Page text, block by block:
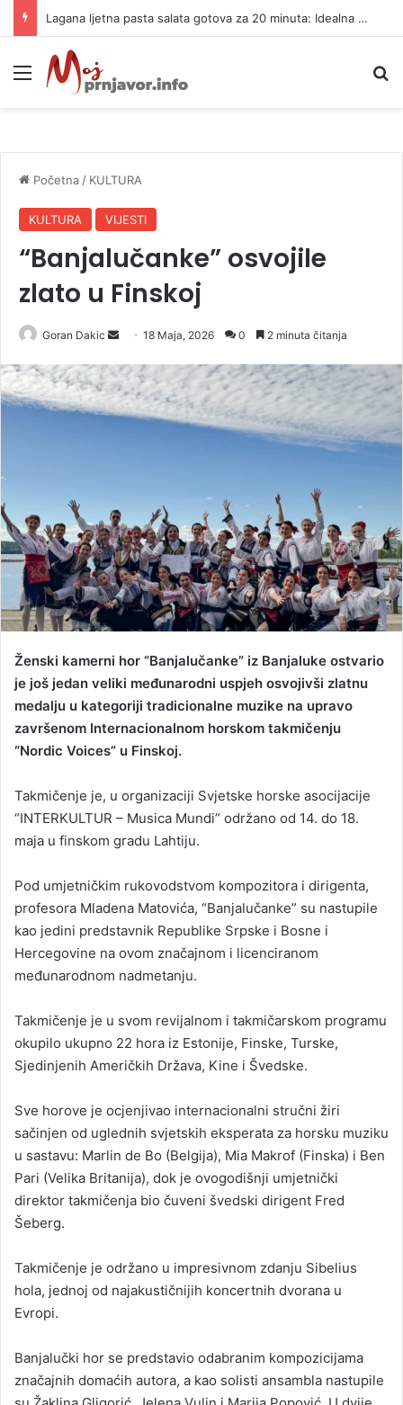
Lagana ljetna pasta salata gotova za 20 minuta: Idealna za vrele dane
Meni
Početna / KULTURA
KULTURA VIJESTI
“Banjalučanke” osvojile
zlato u Finskoj
Goran Dakic
n
d
a
i
l
18 Maja, 2026 0 2 minuta čitanja
Ženski kamerni hor “Banjalučanke” iz Banjaluke ostvario
je još jedan veliki međunarodni uspjeh osvojivši zlatnu
medalju u kategoriji tradicionalne muzike na upravo
završenom Internacionalnom horskom takmičenju
“Nordic Voices” u Finskoj.
Takmičenje je, u organizaciji Svjetske horske asocijacije
“INTERKULTUR – Musica Mundi” održano od 14. do 18.
maja u finskom gradu Lahtiju.
Pod umjetničkim rukovodstvom kompozitora i dirigenta,
profesora Mladena Matovića, “Banjalučanke” su nastupile
kao jedini predstavnik Republike Srpske i Bosne i
Hercegovine na ovom značajnom i licenciranom
međunarodnom nadmetanju.
Takmičenje je u svom revijalnom i takmičarskom programu
okupilo ukupno 22 hora iz Estonije, Finske, Turske,
Sjedinjenih Američkih Država, Kine i Švedske.
Sve horove je ocjenjivao internacionalni stručni žiri
sačinjen od uglednih svjetskih eksperata za horsku muziku
u sastavu: Marlin de Bo (Belgija), Mia Makrof (Finska) i Ben
Pari (Velika Britanija), dok je ovogodišnji umjetnički
direktor takmičenja bio čuveni švedski dirigent Fred
Šeberg.
Takmičenje je održano u impresivnom zdanju Sibelius
hola, jednoj od najakustičnijih koncertnih dvorana u
Evropi.
Banjalučki hor se predstavio odabranim kompozicijama
značajnih domaćih autora, a kao solisti ansambla nastupile